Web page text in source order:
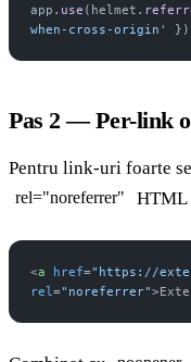
app. use (helmet.
when-cross-origin'
Pas 2 — Per-link
Pentru link-uri foarte
rel="noreferrer" HTML
<a href="https://
rel="noreferrer"